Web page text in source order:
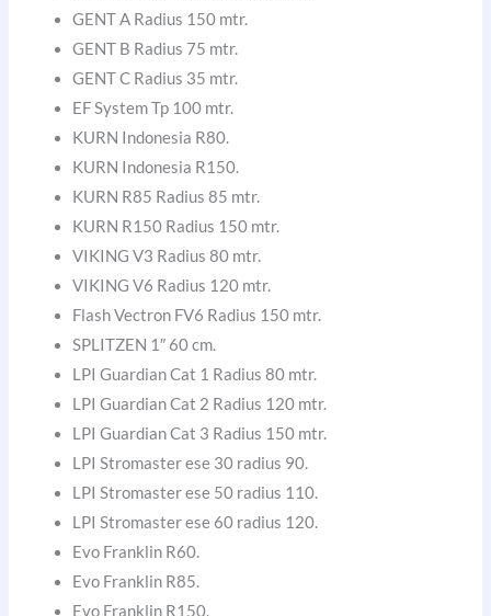
GENT A Radius 150 mtr.
GENT B Radius 75 mtr.
GENT C Radius 35 mtr.
EF System Tp 100 mtr.
KURN Indonesia R80.
KURN Indonesia R150.
KURN R85 Radius 85 mtr.
KURN R150 Radius 150 mtr.
VIKING V3 Radius 80 mtr.
VIKING V6 Radius 120 mtr.
Flash Vectron FV6 Radius 150 mtr.
SPLITZEN 1″ 60 cm.
LPI Guardian Cat 1 Radius 80 mtr.
LPI Guardian Cat 2 Radius 120 mtr.
LPI Guardian Cat 3 Radius 150 mtr.
LPI Stromaster ese 30 radius 90.
LPI Stromaster ese 50 radius 110.
LPI Stromaster ese 60 radius 120.
Evo Franklin R60.
Evo Franklin R85.
Evo Franklin R150.